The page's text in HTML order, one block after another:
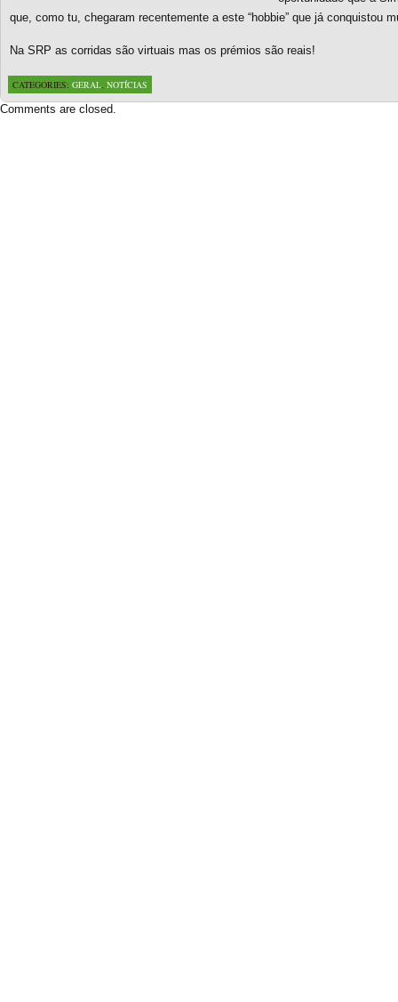
que, como tu, chegaram recentemente a este “hobbie” que já conquistou
Na SRP as corridas são virtuais mas os prémios são reais!
CATEGORIES: GERAL, NOTÍCIAS
Comments are closed.